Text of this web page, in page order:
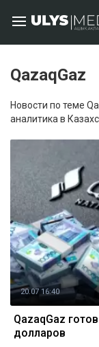
QazaqGaz
Новости по теме
аналитика в
20.07 16:40
QazaqGaz
долларов